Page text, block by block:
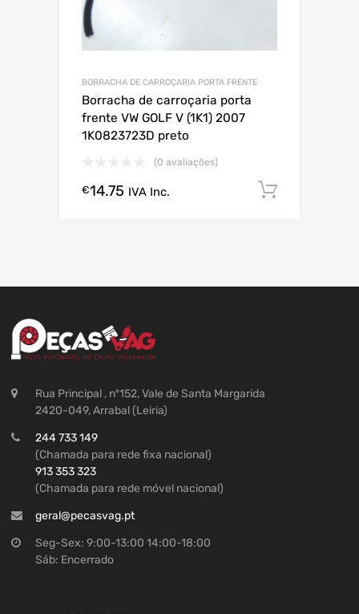
BORRACHA DE CARROÇARIA PORTA FRENTE
Borracha de carroçaria porta
frente VW GOLF V (1K1) 2007
1K0823723D preto
(0 avaliações)
€14.75 IVA Inc.
Rua Principal , nº152, Vale de Santa Margarida
2420-049, Arrabal (Leiria)
244 733 149
(Chamada para rede fixa nacional)
913 353 323
(Chamada para rede móvel nacional)
geral@pecasvag.pt
Seg-Sex: 9:00-13:00 14:00-18:00
Sáb: Encerrado